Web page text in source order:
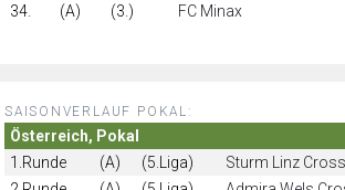
34.
(A) (3.) FC Minax
SAISONVERLAUF POKAL:
Österreich, Pokal
1.Runde
(A) (5.Liga) Sturm Linz Cross